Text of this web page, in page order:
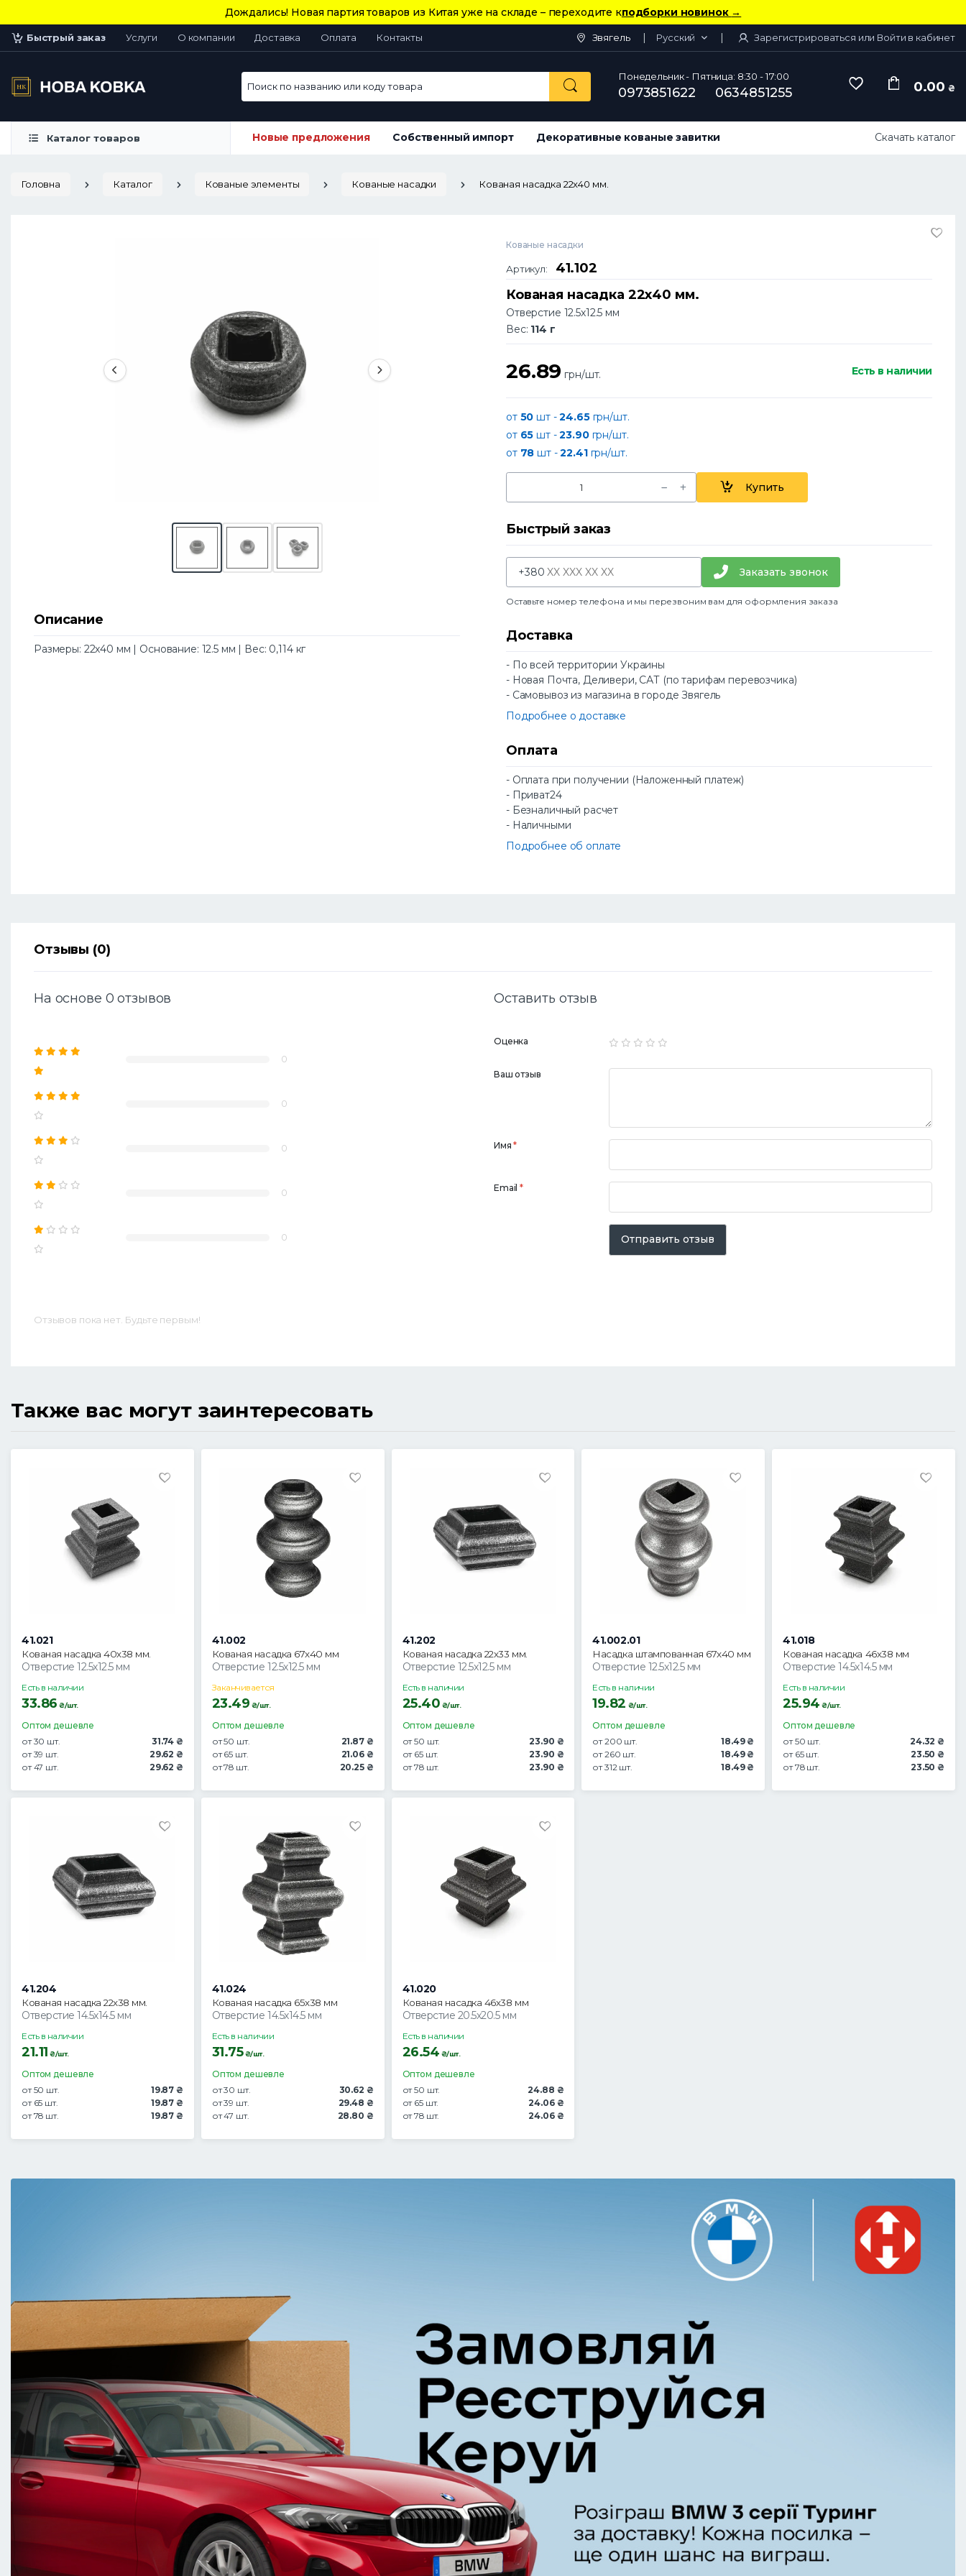
Дождались! Новая партия товаров из Китая уже на складе – переходите кподборки новинок →
Быстрый заказ Услуги О компании Доставка Оплата Контакты Звягель Русский Зарегистрироваться или Войти в кабинет
Поиск по названию или коду товара Понедельник - Пятница: 8:30 - 17:00
0973851622 0634851255 0.00 ₴
Каталог товаров Новые предложения Собственный импорт Декоративные кованые завитки Скачать каталог
Головна Каталог Кованые элементы Кованые насадки Кованая насадка 22х40 мм.
Описание
Размеры: 22х40 мм | Основание: 12.5 мм | Вес: 0,114 кг
Кованые насадки
Артикул:
41.102
Кованая насадка 22х40 мм.
Отверстие 12.5х12.5 мм
Вес: 114 г
26.89 грн/шт. Есть в наличии
от 50 шт -24.65грн/шт.
от 65 шт -23.90грн/шт.
от 78 шт -22.41грн/шт.
Купить
Быстрый заказ
+380 Заказать звонок
Оставьте номер телефона и мы перезвоним вам для оформления заказа
Доставка
- По всей территории Украины
- Новая Почта, Деливери, САТ (по тарифам перевозчика)
- Самовывоз из магазина в городе Звягель
Подробнее о доставке
Оплата
- Оплата при получении (Наложенный платеж)
- Приват24
- Безналичный расчет
- Наличными
Подробнее об оплате
Отзывы (0)
На основе 0 отзывов
0
0
0
0
0
Оставить отзыв
Оценка
Ваш отзыв
Имя*
Email*
Отправить отзыв
Отзывов пока нет. Будьте первым!
Также вас могут заинтересовать
41.021
Кованая насадка 40х38 мм.
Отверстие 12.5х12.5 мм
Есть в наличии
33.86 ₴/шт.
Оптом дешевле
от 30 шт.
31.74 ₴
от 39 шт.
29.62 ₴
от 47 шт.
29.62 ₴
41.002
Кованая насадка 67х40 мм
Отверстие 12.5х12.5 мм
Заканчивается
23.49 ₴/шт.
Оптом дешевле
от 50 шт.
21.87 ₴
от 65 шт.
21.06 ₴
от 78 шт.
20.25 ₴
41.202
Кованая насадка 22х33 мм.
Отверстие 12.5х12.5 мм
Есть в наличии
25.40 ₴/шт.
Оптом дешевле
от 50 шт.
23.90 ₴
от 65 шт.
23.90 ₴
от 78 шт.
23.90 ₴
41.002.01
Насадка штампованная 67х40 мм
Отверстие 12.5х12.5 мм
Есть в наличии
19.82 ₴/шт.
Оптом дешевле
от 200 шт.
18.49 ₴
от 260 шт.
18.49 ₴
от 312 шт.
18.49 ₴
41.018
Кованая насадка 46х38 мм
Отверстие 14.5х14.5 мм
Есть в наличии
25.94 ₴/шт.
Оптом дешевле
от 50 шт.
24.32 ₴
от 65 шт.
23.50 ₴
от 78 шт.
23.50 ₴
41.204
Кованая насадка 22х38 мм.
Отверстие 14.5х14.5 мм
Есть в наличии
21.11 ₴/шт.
Оптом дешевле
от 50 шт.
19.87 ₴
от 65 шт.
19.87 ₴
от 78 шт.
19.87 ₴
41.024
Кованая насадка 65х38 мм
Отверстие 14.5х14.5 мм
Есть в наличии
31.75₴/шт.
Оптом дешевле
от 30 шт.
30.62 ₴
от 39 шт.
29.48 ₴
от 47 шт.
28.80 ₴
41.020
Кованая насадка 46х38 мм
Отверстие 20.5х20.5 мм
Есть в наличии
26.54 ₴/шт.
Оптом дешевле
от 50 шт.
24.88 ₴
от 65 шт.
24.06 ₴
от 78 шт.
24.06 ₴